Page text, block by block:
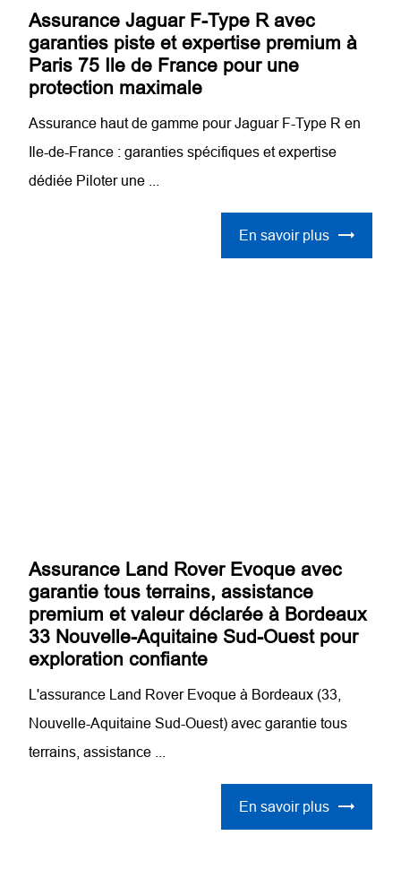
Assurance Jaguar F-Type R avec
garanties piste et expertise premium à
Paris 75 Ile de France pour une
protection maximale
Assurance haut de gamme pour Jaguar F-Type R en
Ile-de-France : garanties spécifiques et expertise
dédiée Piloter une ...
En savoir plus
Assurance Land Rover Evoque avec
garantie tous terrains, assistance
premium et valeur déclarée à Bordeaux
33 Nouvelle-Aquitaine Sud-Ouest pour
exploration confiante
L'assurance Land Rover Evoque à Bordeaux (33,
Nouvelle-Aquitaine Sud-Ouest) avec garantie tous
terrains, assistance ...
En savoir plus